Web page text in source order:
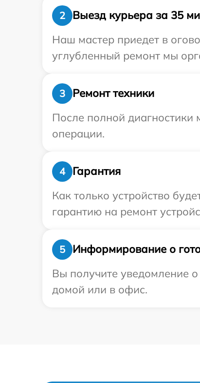
2
Выезд курьера за 35
Наш мастер приедет в
углубленный ремонт мы
3
Ремонт техники
После полной диагностики
операции.
4
Гарантия
Как только устройство
гарантию на ремонт
5
Информирование о
Вы получите уведомление
домой или в офис.